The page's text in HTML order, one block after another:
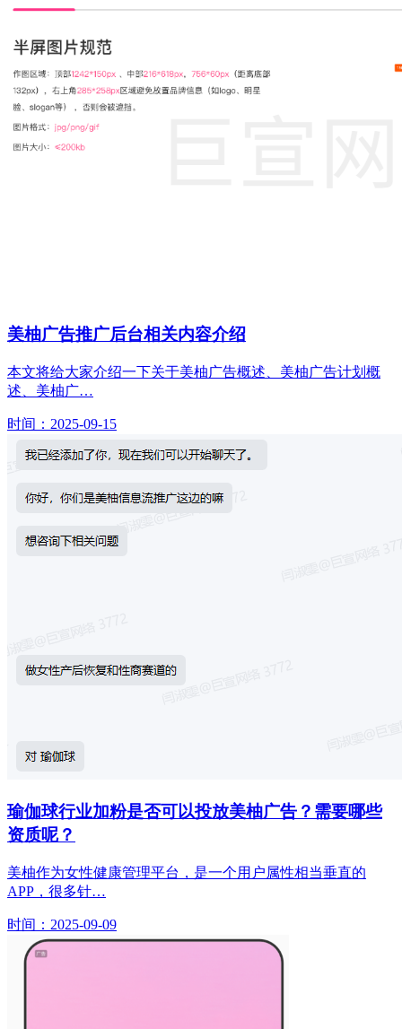
美柚广告推广后台相关内容介绍
本文将给大家介绍一下关于美柚广告概述、美柚广告计划概
述、美柚广…
时间：2025-09-15
瑜伽球行业加粉是否可以投放美柚广告？需要哪些
资质呢？
美柚作为女性健康管理平台，是一个用户属性相当垂直的
APP，很多针…
时间：2025-09-09